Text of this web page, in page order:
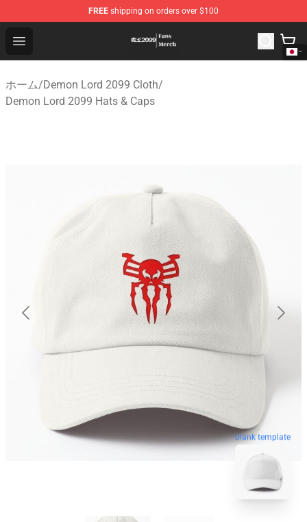
FREE shipping on orders over $100
Open menu
Demon Lord 2099 Store - Official Demon Lord 2099
ホーム/Demon Lord 2099 Cloth/
Demon Lord 2099 Hats & Caps
blank template